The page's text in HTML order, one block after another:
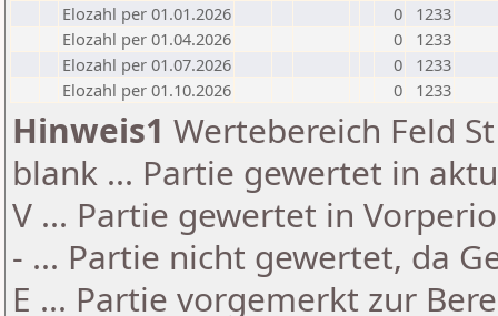
Elozahl per 01.01.2026
0
1233
Elozahl per 01.04.2026
0
1233
Elozahl per 01.07.2026
0
1233
Elozahl per 01.10.2026
0 1233
Hinweis1 Wertebereich Feld
blank ... Partie gewertet in
V ... Partie gewertet in
- ... Partie nicht gewertet, da
E ... Partie vorgemerkt zur